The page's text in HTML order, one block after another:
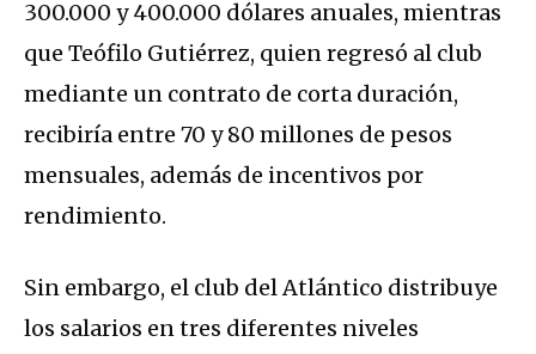
300.000 y 400.000 dólares anuales, mientras
que Teófilo Gutiérrez, quien regresó al club
mediante un contrato de corta duración,
recibiría entre 70 y 80 millones de pesos
mensuales, además de incentivos por
rendimiento.
Sin embargo, el club del Atlántico distribuye
los salarios en tres diferentes niveles